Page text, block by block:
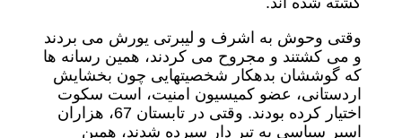
وقتی وحوش به اشرف و لیبرتی یورش می بردند
و می کشتند و مجروح می کردند، همین رسانه ها
که گوششان بدهکار شخصیتهایی چون بخشایش
اردستانی، عضو کمیسیون امنیت، است سکوت
اختیار کرده بودند. وقتی در تابستان 67، هزاران
اسیر سیاسی به تیر دار سپرده شدند، همین